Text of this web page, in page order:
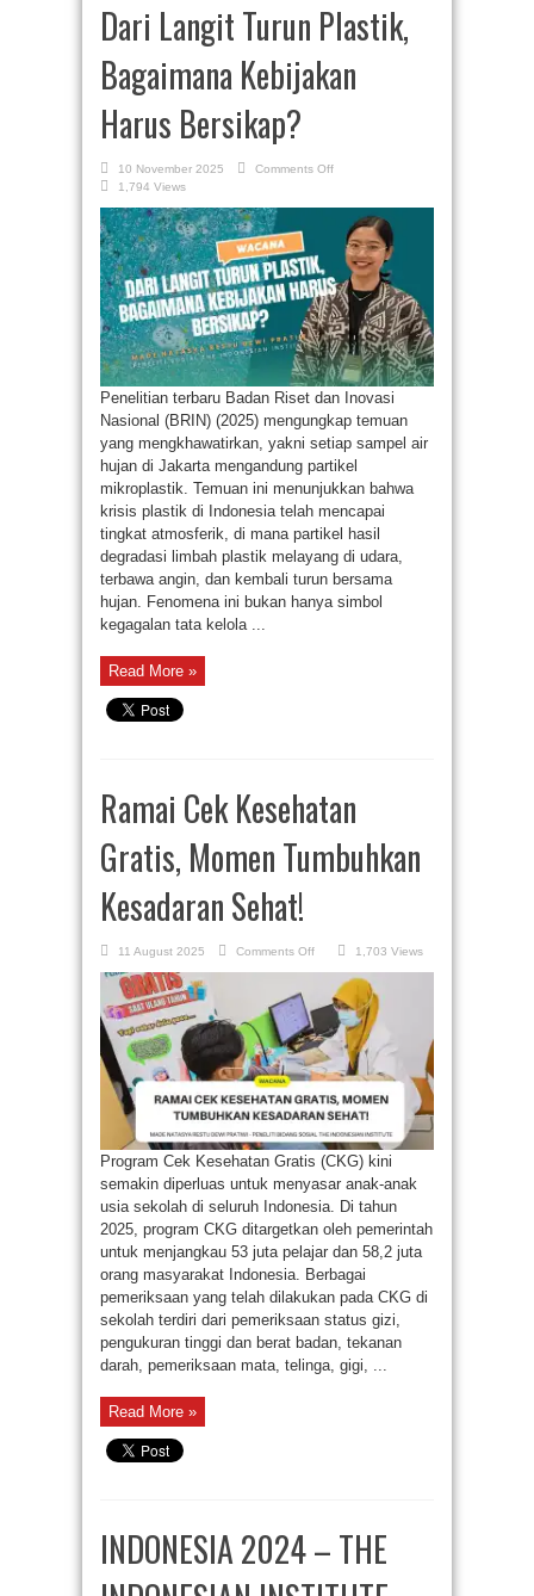
Dari Langit Turun Plastik,
Bagaimana Kebijakan
Harus Bersikap?
10 November 2025 Comments Offon
Turun
Plastik,
Bagaimana
Kebijakan
Harus
Bersikap?
1,794 Views
Penelitian terbaru Badan Riset dan Inovasi
Nasional (BRIN) (2025) mengungkap temuan
yang mengkhawatirkan, yakni setiap sampel air
hujan di Jakarta mengandung partikel
mikroplastik. Temuan ini menunjukkan bahwa
krisis plastik di Indonesia telah mencapai
tingkat atmosferik, di mana partikel hasil
degradasi limbah plastik melayang di udara,
terbawa angin, dan kembali turun bersama
hujan. Fenomena ini bukan hanya simbol
kegagalan tata kelola ...
Read More »
Ramai Cek Kesehatan
Gratis, Momen Tumbuhkan
Kesadaran Sehat!
11 August 2025 Comments Offon
Cek
Kesehatan
Gratis,
Momen
Tumbuhkan
Kesadaran
Sehat!
1,703 Views
Program Cek Kesehatan Gratis (CKG) kini
semakin diperluas untuk menyasar anak-anak
usia sekolah di seluruh Indonesia. Di tahun
2025, program CKG ditargetkan oleh pemerintah
untuk menjangkau 53 juta pelajar dan 58,2 juta
orang masyarakat Indonesia. Berbagai
pemeriksaan yang telah dilakukan pada CKG di
sekolah terdiri dari pemeriksaan status gizi,
pengukuran tinggi dan berat badan, tekanan
darah, pemeriksaan mata, telinga, gigi, ...
Read More »
INDONESIA 2024 – THE